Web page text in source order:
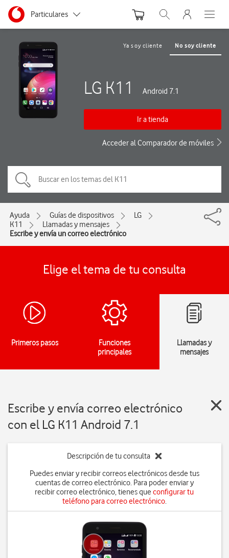
Ir a la pagina principal de vodafone.es
Menu navegación Segmento
Particulares
Autónomos
Pymes
Grandes empresas
y AA.PP.
Abrir buscador. Abre
Abre
Ya soy cliente No soy cliente
LG K11 Android 7.1
Ir a tienda
Acceder al Comparador de móviles
Ayuda Guías de dispositivos
LG
K11
Llamadas y mensajes
Escribe y envía un correo electrónico
Elige el tema de tu consulta
Primeros pasos
Funciones
principales
Llamadas y
mensajes
Escribe y envía correo electrónico
con el LG K11 Android 7.1
Descripción de tu consulta
Puedes enviar y recibir correos electrónicos desde tus
cuentas de correo electrónico. Para poder enviar y
recibir correo electrónico, tienes queconfigurar tu
teléfono para correo electrónico.